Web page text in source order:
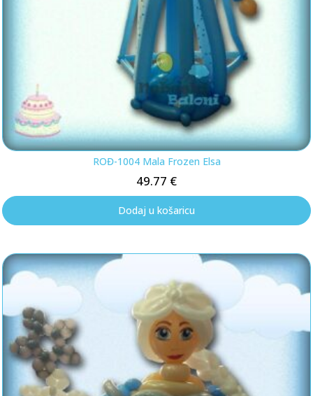
ROĐ-1004 Mala Frozen Elsa
49.77 €
Dodaj u košaricu